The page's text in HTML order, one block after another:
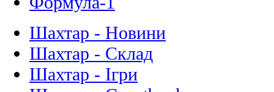
Шахтар - Новини
Шахтар - Склад
Шахтар - Ігри